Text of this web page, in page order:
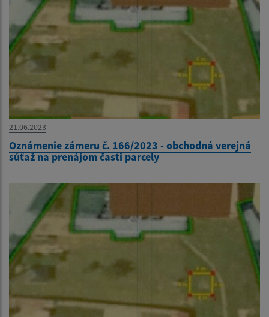
21.06.2023
Oznámenie zámeru č. 166/2023 - obchodná verejná
súťaž na prenájom časti parcely